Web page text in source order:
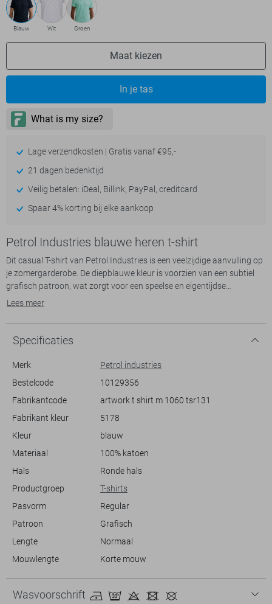
Blauw Wit Groen
Maat kiezen
In je tas
Lage verzendkosten | Gratis vanaf €95,-
21 dagen bedenktijd
Veilig betalen: iDeal, Billink, PayPal, creditcard
Spaar 4% korting bij elke aankoop
Petrol Industries blauwe heren t-shirt
Dit casual T-shirt van Petrol Industries is een veelzijdige aanvulling op
je zomergarderobe. De diepblauwe kleur is voorzien van een subtiel
grafisch patroon, wat zorgt voor een speelse en eigentijdse
uitstraling. Met een regular fit en een ronde hals biedt dit T-shirt
100% katoen, waardoor het zowel licht als ademend is op warme
dagen.
Dankzij zijn normale lengte en korte mouwen is dit Petrol Industries T-
shirt perfect voor informele gelegenheden, zoals een barbecue met
spijkerbroek voor een relaxte uitstraling, of combineer het met een
bermuda voor een frisse zomerlook. Of je nu een rustige middag plant
of de stad ingaat, dit T-shirt is een eenvoudige, maar stijlvolle keuze
Lees meer
Specificaties
Merk
Petrol industries
Bestelcode
10129356
Fabrikantcode
artwork t shirt m 1060 tsr131
Fabrikant kleur
5178
Kleur
blauw
Materiaal
100% katoen
Hals
Ronde hals
Productgroep
T-shirts
Pasvorm
Regular
Patroon
Grafisch
Lengte
Normaal
Mouwlengte
Korte mouw
Wasvoorschrift